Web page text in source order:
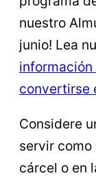
nuestro
junio! Lea
convertirse
Considere
servir
cárcel o en